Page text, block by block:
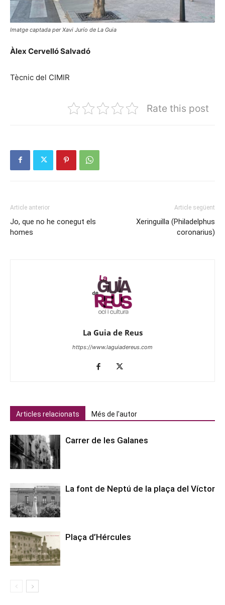
Imatge captada per Xavi Jurío de La Guia
Àlex Cervelló Salvadó
Tècnic del CIMIR
Rate this post
Article anterior
Jo, que no he conegut els
homes
Article següent
Xeringuilla (Philadelphus
coronarius)
La Guia de Reus
https://www.laguiadereus.com
Articles relacionats Més de l'autor
Carrer de les Galanes
La font de Neptú de la plaça del Víctor
Plaça d’Hércules